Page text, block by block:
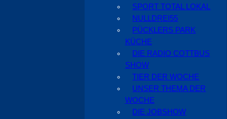
SPORT TOTAL LOKAL
NULLDREI55
PÜCKLERS PARK
KÜCHE
DIE RADIO COTTBUS
SHOW
TIER DER WOCHE
UNSER THEMA DER
WOCHE
DIE JOBSHOW